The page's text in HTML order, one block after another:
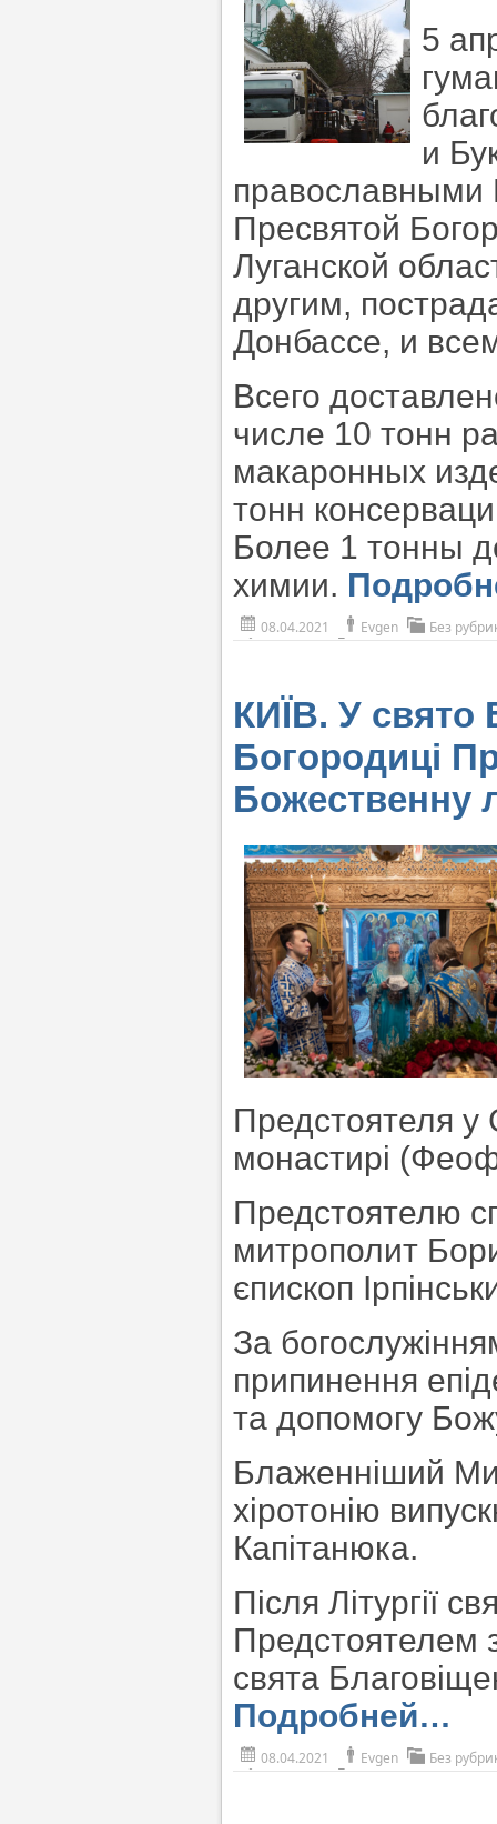
5
и
православными
Пресвятой
Луганской
другим,
Донбассе, и
Всего
числе 10 тонн
макаронных
тонн
Более 1 тонны
химии.
08.04.2021 Evgen Без
КИЇВ. У свято
Богородиці
Божественну
Предстоятеля у
монастирі
Предстоятелю
митрополит
єпископ
За
припинення
та допомогу
Блаженніший
хіротонію
Капітанюка.
Після Літургії
Предстоятелем
свята
Подробней…
08.04.2021 Evgen Без